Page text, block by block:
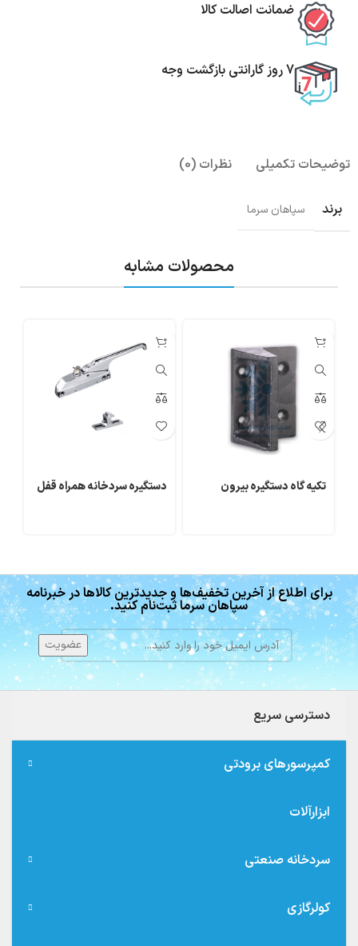
ضمانت اصالت کالا
7 روز گارانتی بازگشت وجه
توضیحات تکمیلی نظرات (0)
برند سپاهان سرما
محصولات مشابه
تکیه گاه دستگیره بیرون دستگیره سردخانه همراه قفل
برای اطلاع از آخرین تخفیف‌ها و جدیدترین کالاها در خبرنامه
سپاهان سرما ثبت‌نام کنید.
دسترسی سریع
کمپرسورهای برودتی
ابزارآلات
سردخانه صنعتی
کولرگازی